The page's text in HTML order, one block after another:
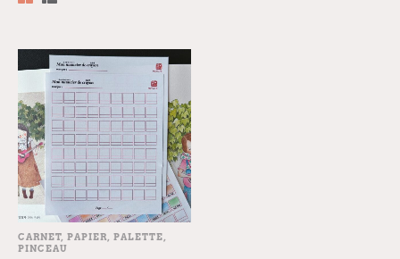
CARNET, PAPIER, PALETTE,
PINCEAU